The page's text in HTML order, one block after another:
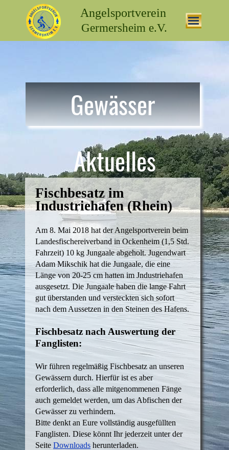
Angelsportverein
Germersheim e.V.
Gewässer
Aktuelles
Fischbesatz im
Industriehafen (Rhein)
Am 8. Mai 2018 hat der Angelsportverein beim
Landesfischereiverband in Ockenheim(1,5 Std.
Fahrzeit) 10 kg Jungaale abgeholt. Jugendwart
Adam Mikschik hat die Jungaale, die eine
Länge von 20-25 cm hatten im Jndustriehafen
ausgesetzt. Die Jungaale haben die lange Fahrt
gut überstanden und versteckten sich sofort
nach dem Aussetzen in den Steinen des Hafens.
Fischbesatz nach Auswertung der
Fanglisten:
Wir führen regelmäßig Fischbesatz an unseren
Gewässern durch. Hierfür ist es aber
erforderlich, dass alle mitgenommenen Fänge
auch gemeldet werden, um das Abfischen der
Gewässer zu verhindern.
Bitte denkt an Eure vollständig ausgefüllten
Fanglisten. Diese könnt Ihr jederzeit unter der
SeiteDownloads herunterladen.